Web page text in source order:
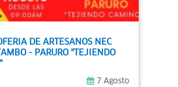
DE ARTESANOS NEC
- PARURO "TEJIENDO
7 Agosto